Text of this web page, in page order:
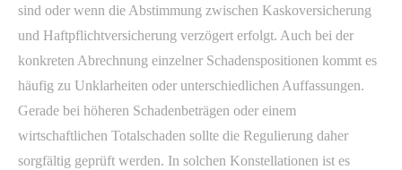
sind oder wenn die Abstimmung zwischen Kaskoversicherung
und Haftpflichtversicherung verzögert erfolgt. Auch bei der
konkreten Abrechnung einzelner Schadenspositionen kommt es
häufig zu Unklarheiten oder unterschiedlichen Auffassungen.
Gerade bei höheren Schadenbeträgen oder einem
wirtschaftlichen Totalschaden sollte die Regulierung daher
sorgfältig geprüft werden. In solchen Konstellationen ist es